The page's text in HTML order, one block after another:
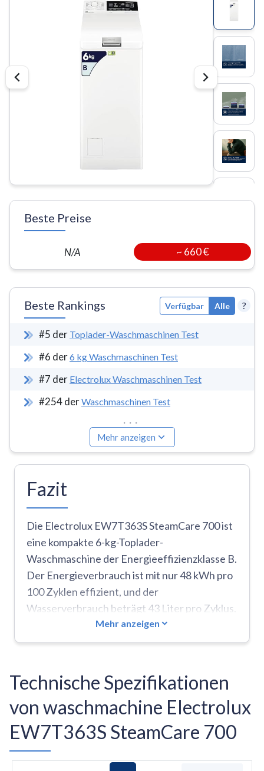
Beste Preise
N/A ~ 660 €
Beste Rankings Verfügbar Alle ?
#5 der Toplader-Waschmaschinen Test
#6 der6 kg Waschmaschinen Test
#7 der Electrolux Waschmaschinen Test
#254derWaschmaschinen Test
...
Mehr anzeigen
Fazit
Die Electrolux EW7T363S SteamCare 700 ist
eine kompakte 6-kg-Toplader-
Waschmaschine der Energieeffizienzklasse B.
Der Energieverbrauch ist mit nur 48 kWh pro
100 Zyklen effizient, und der
Wasserverbrauch beträgt 43 Liter pro Zyklus.
Die Steam PRO-Technologie sorgt für eine
bessere Reinigung durch einen
Time Manager-Funktion die Zyklusdauer mit
8 verschiedenen Optionen anpasst.
Praktische Funktionen wie Selbstreinigung,
Schaumerkennung und Nachtmodus für
leisen Betrieb sind vorhanden. Zu den
Mehr anzeigen
Technische Spezifikationen
von waschmachine Electrolux
EW7T363S SteamCare 700